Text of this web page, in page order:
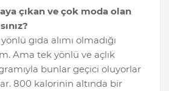
çıkan ve çok moda olan
gıda alımı olmadığı
Ama tek yönlü ve açlık
bunlar geçici oluyorlar
800 kalorinin altında bir